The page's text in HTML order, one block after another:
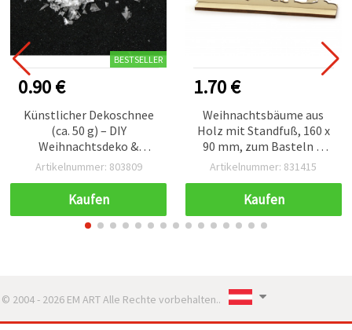
BESTSELLER
0.90 €
Künstlicher Dekoschnee
(ca. 50 g) – DIY
Weihnachtsdeko &
Bastelmaterial
Artikelnummer: 803809
Kaufen
1.70 €
Weihnachtsbäume aus
Holz mit Standfuß, 160 x
90 mm, zum Basteln &
Dekorieren
Artikelnummer: 831415
Kaufen
© 2004 - 2026 EM ART Alle Rechte vorbehalten..